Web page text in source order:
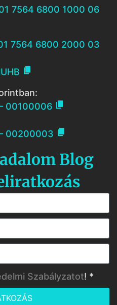
7564 6800 1000 06
7564 6800 2000 03

00100006 
00200003 
Blog
Szabályzatot! *